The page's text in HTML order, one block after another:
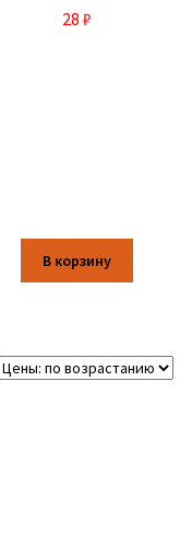
28 ₽
В корзину